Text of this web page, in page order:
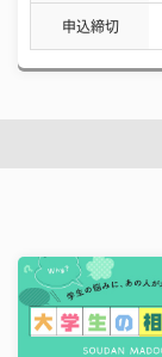
申込締切